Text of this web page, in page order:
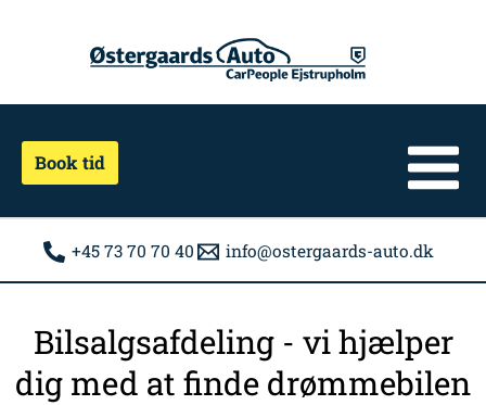
Book tid
+45 73 70 70 40 info@ostergaards-auto.dk
Bilsalgsafdeling - vi hjælper
dig med at finde drømmebilen